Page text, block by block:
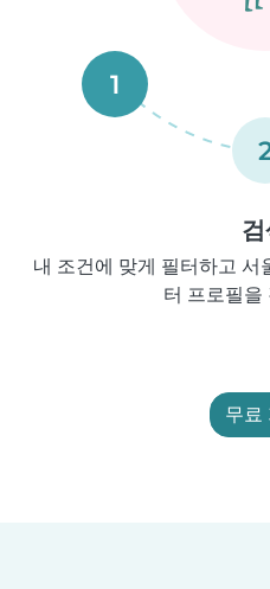
1
검
내 조건에 맞게 필터하고 서
터 프로필을
무료